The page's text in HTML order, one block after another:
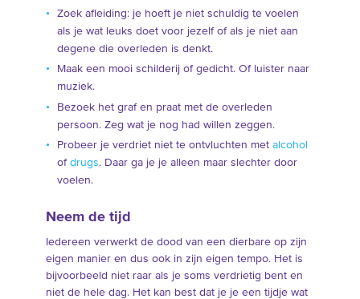
Zoek afleiding: je hoeft je niet schuldig te voelen
als je wat leuks doet voor jezelf of als je niet aan
degene die overleden is denkt.
Maak een mooi schilderij of gedicht. Of luister naar
muziek.
Bezoek het graf en praat met de overleden
persoon. Zeg wat je nog had willen zeggen.
Probeer je verdriet niet te ontvluchten met alcohol
of drugs. Daar ga je je alleen maar slechter door
voelen.
Neem de tijd
Iedereen verwerkt de dood van een dierbare op zijn
eigen manier en dus ook in zijn eigen tempo. Het is
bijvoorbeeld niet raar als je soms verdrietig bent en
niet de hele dag. Het kan best dat je je een tijdje wat